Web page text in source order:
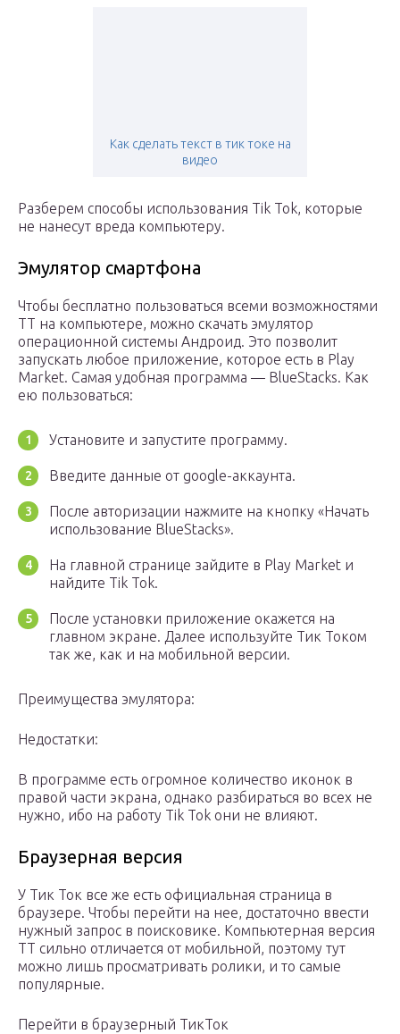
Как сделать текст в тик токе на
видео
Разберем способы использования Tik Tok, которые
не нанесут вреда компьютеру.
Эмулятор смартфона
Чтобы бесплатно пользоваться всеми возможностями
ТТ на компьютере, можно скачать эмулятор
операционной системы Андроид. Это позволит
запускать любое приложение, которое есть в Play
Market. Самая удобная программа — BlueStacks. Как
ею пользоваться:
Установите и запустите программу.
Введите данные от google-аккаунта.
После авторизации нажмите на кнопку «Начать
использование BlueStacks».
На главной странице зайдите в Play Market и
найдите Tik Tok.
После установки приложение окажется на
главном экране. Далее используйте Тик Током
так же, как и на мобильной версии.
Преимущества эмулятора:
Недостатки:
В программе есть огромное количество иконок в
правой части экрана, однако разбираться во всех не
нужно, ибо на работу Tik Tok они не влияют.
Браузерная версия
У Тик Ток все же есть официальная страница в
браузере. Чтобы перейти на нее, достаточно ввести
нужный запрос в поисковике. Компьютерная версия
ТТ сильно отличается от мобильной, поэтому тут
можно лишь просматривать ролики, и то самые
популярные.
Перейти в браузерный ТикТок